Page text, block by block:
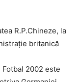
R.P.Chineze, la
britanică
2002 este